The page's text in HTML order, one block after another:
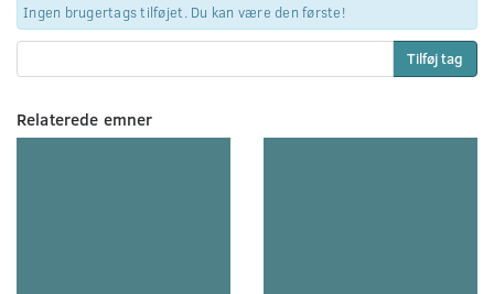
Ingen brugertags tilføjet. Du kan være den første!
Tilføj tag
Relaterede emner